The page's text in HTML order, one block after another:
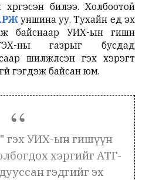
билээ. Холбоотой
уншина уу. Тухайн үед эх
байснаар УИХ-ын гишүүн
ны газрыг бусдад
шилжүүлсэн гэх хэрэгт
гэгдэж байсан юм.
гэх УИХ-ын гишүүн
хэргийг АТГ-
гэдгийг эх